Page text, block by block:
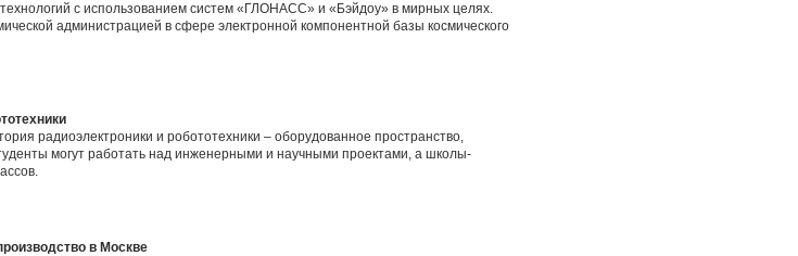
с использованием систем «ГЛОНАСС» и «Бэйдоу» в мирных целях.
администрацией в сфере электронной компонентной базы космического
радиоэлектроники и робототехники – оборудованное пространство,
могут работать над инженерными и научными проектами, а школы-
в Москве